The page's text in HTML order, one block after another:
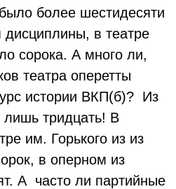
более шестидесяти
в театре
сорока. А много ли,
театра оперетты
истории ВКП(б)? Из
лишь тридцать! В
им. Горького из из
в оперном из
А часто ли партийные